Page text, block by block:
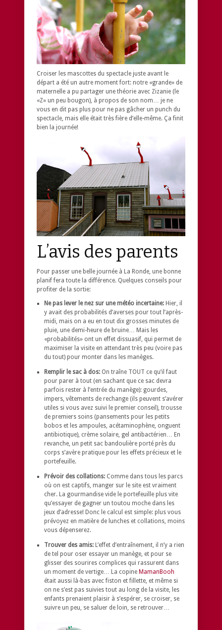
Croiser les mascottes du spectacle juste avant le
départ a été un autre moment fort: notre «grande» de
maternelle a pu partager une théorie avec Zizanie (le
«Z» un peu bougon), à propos de son nom… je ne
vous en dit pas plus pour ne pas gâcher un punch du
spectacle, mais elle était très fière d’elle-même. Ça finit
bien la journée!
L’avis des parents
Pour passer une belle journée à La Ronde, une bonne
planif fera toute la différence. Quelques conseils pour
profiter de la sortie:
Ne pas lever le nez sur une météo incertaine: Hier, il
y avait des probabilités d’averses pour tout l’après-
midi, mais on a eu en tout dix grosses minutes de
pluie, une demi-heure de bruine… Mais les
«probabilités» ont un effet dissuasif, qui permet de
maximiser la visite en attendant très peu (voire pas
du tout) pour monter dans les manèges.
Remplir le sac à dos: On traîne TOUT ce qu’il faut
pour parer à tout (en sachant que ce sac devra
parfois rester à l’entrée du manège): gourdes,
impers, vêtements de rechange (ils peuvent s’avérer
utiles si vous avez suivi le premier conseil), trousse
de premiers soins (pansements pour les petits
bobos et les ampoules, acétaminophène, onguent
antibiotique), crème solaire, gel antibactérien… En
revanche, un petit sac bandoulière porté près du
corps s’avère pratique pour les effets précieux et le
portefeuille.
Prévoir des collations: Comme dans tous les parcs
où on est captifs, manger sur le site est vraiment
cher. La gourmandise vide le portefeuille plus vite
qu’essayer de gagner un toutou moche dans les
jeux d’adresse! Donc le calcul est simple: plus vous
prévoyez en matière de lunches et collations, moins
vous dépenserez.
Trouver des amis: L’effet d’entraînement, il n’y a rien
de tel pour oser essayer un manège, et pour se
glisser des sourires complices qui rassurent dans
un moment de vertige… La copine MamanBooh
était aussi là-bas avec fiston et fillette, et même si
on ne s’est pas suivies tout au long de la visite, les
enfants prenaient plaisir à s’espérer, se croiser, se
suivre un peu, se saluer de loin, se retrouver…